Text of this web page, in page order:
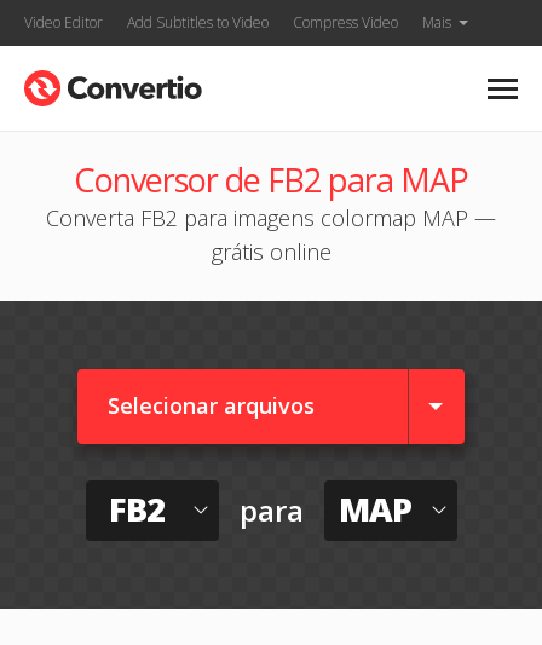
Video Editor Add Subtitles to Video Compress Video Mais
Conversor de FB2 para MAP
Converta FB2 para imagens colormap MAP —
grátis online
Selecionar arquivos
FB2 para MAP